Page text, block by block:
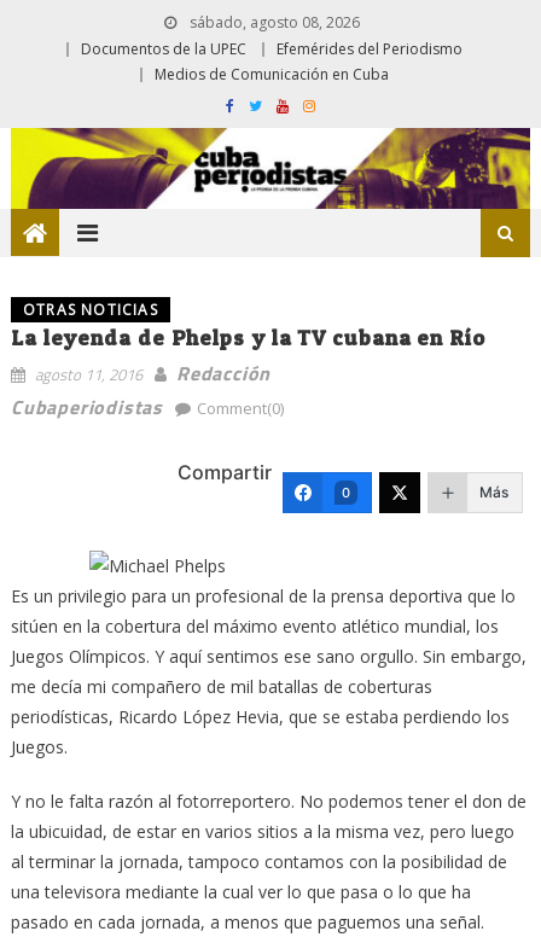
sábado, agosto 08, 2026
Documentos de la UPEC
Efemérides del Periodismo
Medios de Comunicación en Cuba
OTRAS NOTICIAS
La leyenda de Phelps y la TV cubana en Río
agosto 11, 2016
Redacción
Cubaperiodistas
Comment(0)
Compartir
0 Más
Es un privilegio para un profesional de la prensa deportiva que lo
sitúen en la co­bertura del máximo evento atlético mundial, los
Juegos Olímpicos. Y aquí sen­timos ese sano orgullo. Sin em­bargo,
me decía mi compañero de mil batallas de coberturas
periodísticas, Ricardo López Hevia, que se estaba perdiendo los
Juegos.
Y no le falta razón al fotorreportero. No podemos tener el don de
la ubicuidad, de estar en varios sitios a la misma vez, pero luego
al terminar la jornada, tampoco contamos con la posibilidad de
una televisora me­diante la cual ver lo que pasa o lo que ha
pasado en cada jornada, a menos que paguemos una señal.